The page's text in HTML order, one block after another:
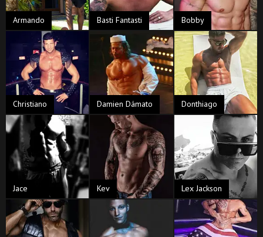
Armando Basti Fantasti Bobby
Christiano Damien Dámato Donthiago
Jace Kev Lex Jackson